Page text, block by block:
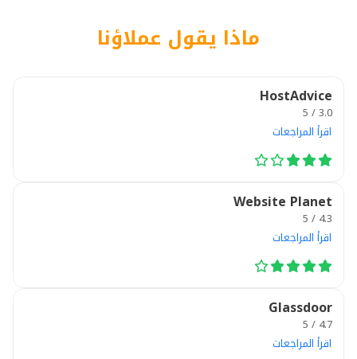
ماذا يقول عملاؤنا
HostAdvice
3.0 / 5
اقرأ المراجعات
Website Planet
4.3 / 5
اقرأ المراجعات
Glassdoor
4.7 / 5
اقرأ المراجعات